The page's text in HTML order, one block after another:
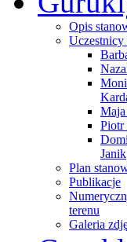
Opis
Uczestnicy
Piotr
Janik
Plan
Publikacje
terenu
Galeria